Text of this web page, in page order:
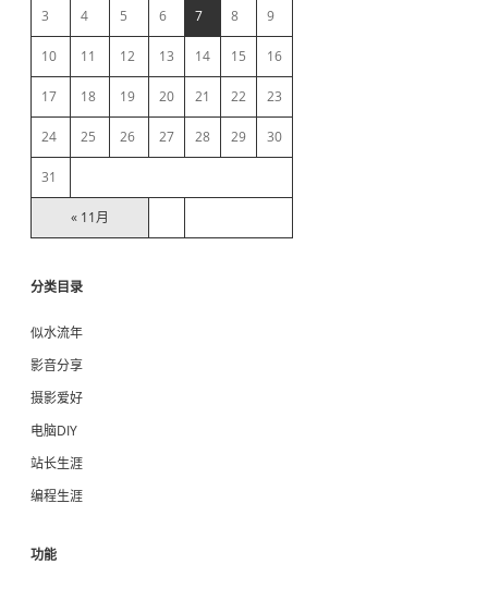
b
a
r
« 11月
3 4 5 6 7 8 9
10 11 12 13 14 15 16
17 18 19 20 21 22 23
24 25 26 27 28 29 30
31
分类目录
似水流年
影音分享
摄影爱好
电脑DIY
站长生涯
编程生涯
功能